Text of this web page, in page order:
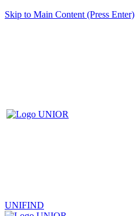
Skip to Main Content (Press Enter)
UNIFIND